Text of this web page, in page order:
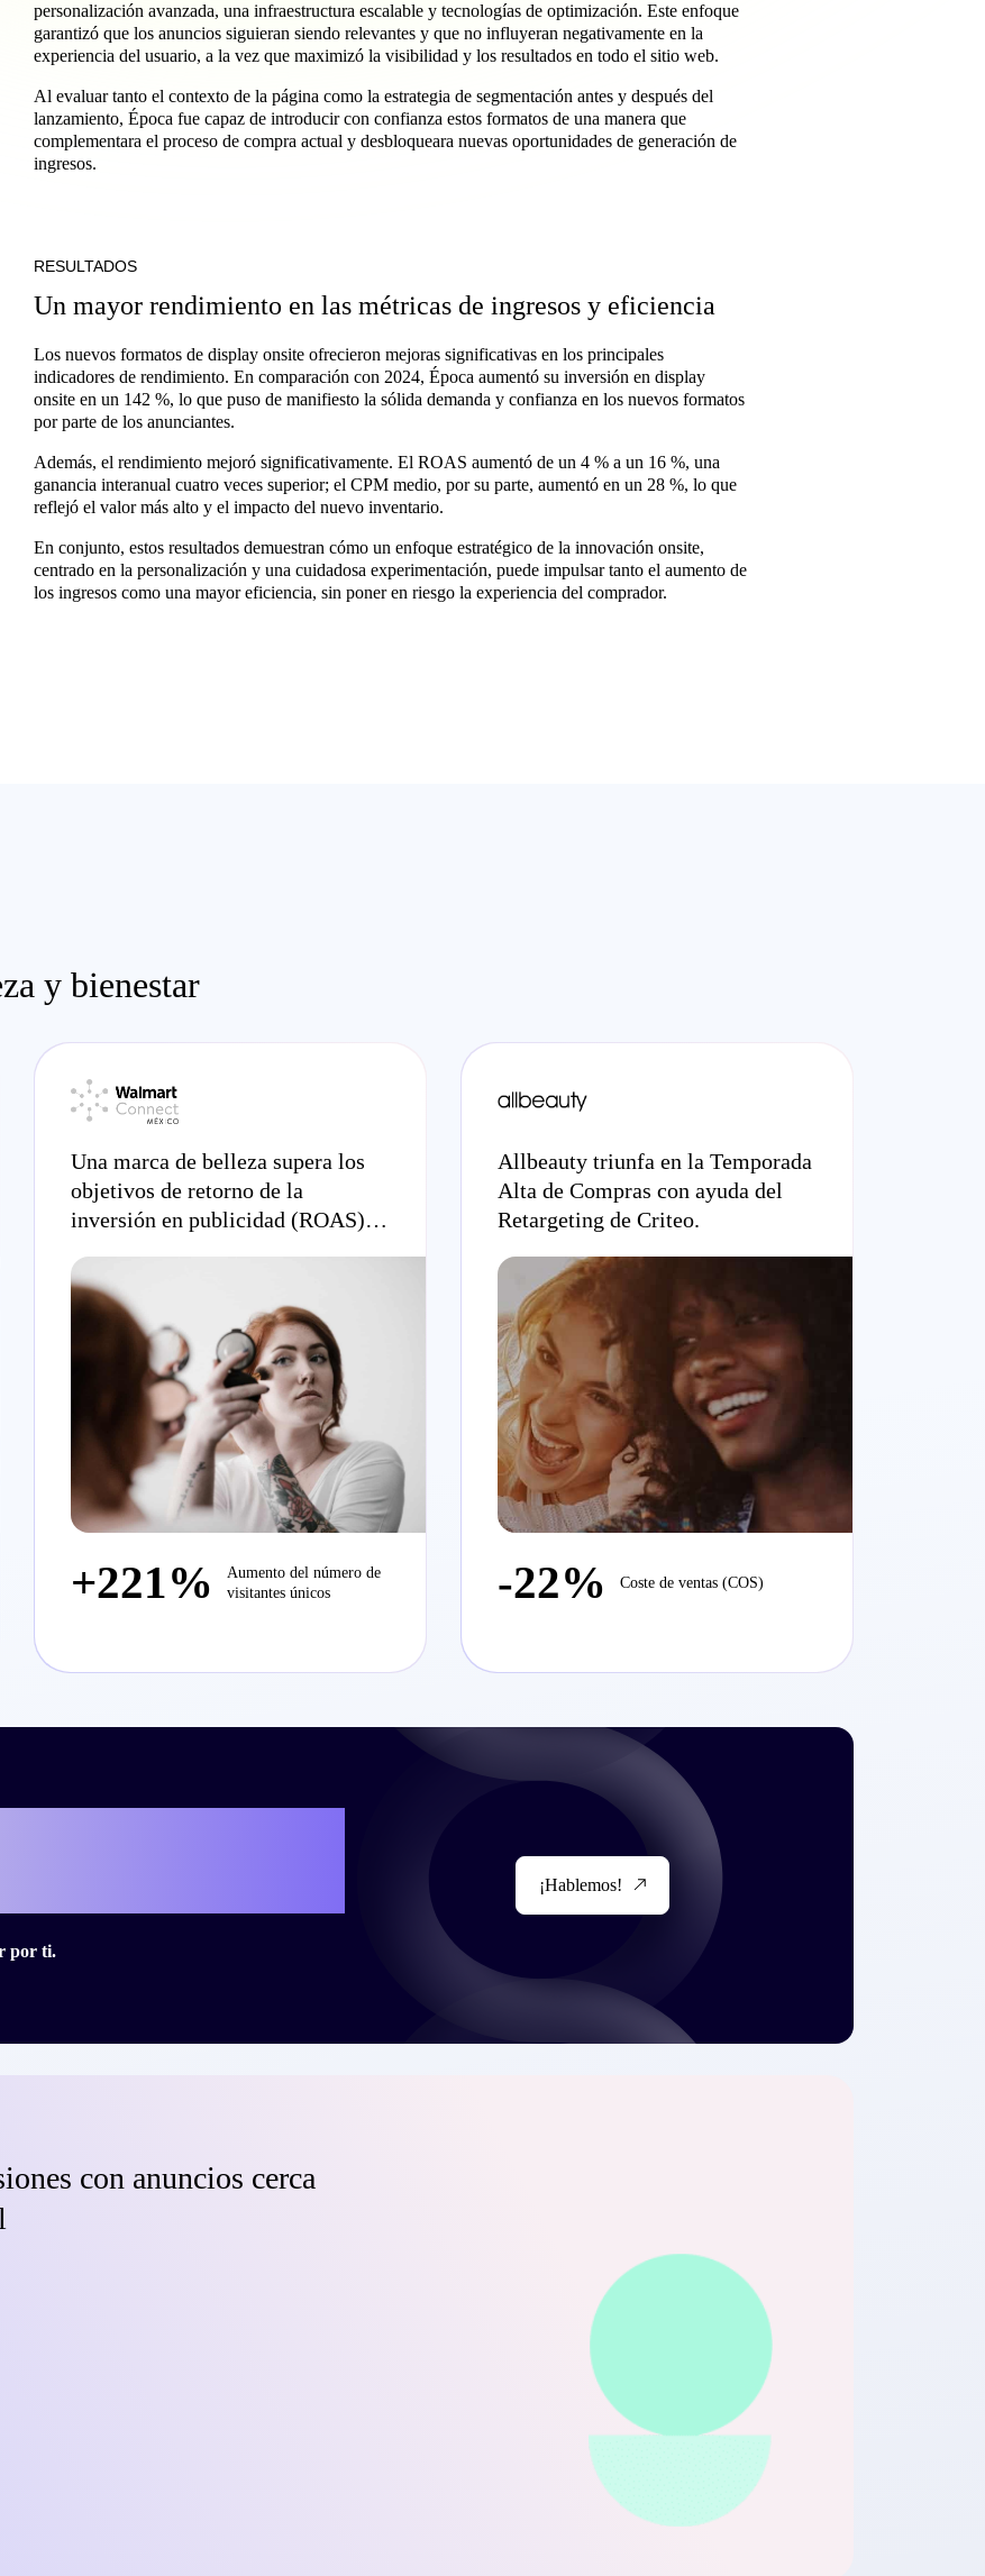
personalización avanzada, una infraestructura escalable y tecnologías de optimización. Este enfoque
garantizó que los anuncios siguieran siendo relevantes y que no influyeran negativamente en la
experiencia del usuario, a la vez que maximizó la visibilidad y los resultados en todo el sitio web.
Al evaluar tanto el contexto de la página como la estrategia de segmentación antes y después del
lanzamiento, Época fue capaz de introducir con confianza estos formatos de una manera que
complementara el proceso de compra actual y desbloqueara nuevas oportunidades de generación de
ingresos.
RESULTADOS
Un mayor rendimiento en las métricas de ingresos y eficiencia
Los nuevos formatos de display onsite ofrecieron mejoras significativas en los principales
indicadores de rendimiento. En comparación con 2024, Época aumentó su inversión en display
onsite en un 142 %, lo que puso de manifiesto la sólida demanda y confianza en los nuevos formatos
por parte de los anunciantes.
Además, el rendimiento mejoró significativamente. El ROAS aumentó de un 4 % a un 16 %, una
ganancia interanual cuatro veces superior; el CPM medio, por su parte, aumentó en un 28 %, lo que
reflejó el valor más alto y el impacto del nuevo inventario.
En conjunto, estos resultados demuestran cómo un enfoque estratégico de la innovación onsite,
centrado en la personalización y una cuidadosa experimentación, puede impulsar tanto el aumento de
los ingresos como una mayor eficiencia, sin poner en riesgo la experiencia del comprador.
y bienestar
Una marca de belleza supera los
objetivos de retorno de la
inversión en publicidad (ROAS) e
gracias a la Criteo Retail Media
Platform.
+221%
Aumento del número de
visitantes únicos
Allbeauty triunfa en la Temporada
Alta de Compras con ayuda del
Retargeting de Criteo.
-22% Coste de ventas (COS)
por ti.
¡Hablemos!
con anuncios cerca